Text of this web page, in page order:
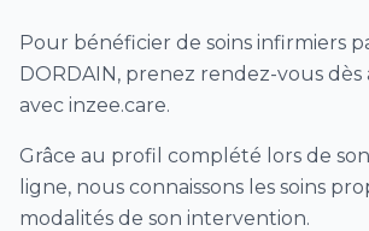
Prélèvement nasopharyngé
Journée de dépistage par test
nasopharyngés PCR ou test
Dépistage Covid par test
Visite sanitaire infirmière Covid
Pour bénéficier de soins infirmiers
DORDAIN, prenez rendez-vous dès
avec inzee.care.
Grâce au profil complété lors de
ligne, nous connaissons les soins
modalités de son intervention.